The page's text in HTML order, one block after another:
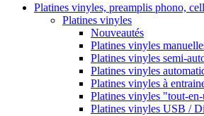
Platines vinyles, preamplis phono,
Platines vinyles
Nouveautés
Platines vinyles
Platines vinyles semi-
Platines vinyles
Platines vinyles à
Platines vinyles "tout-
Platines vinyles USB /